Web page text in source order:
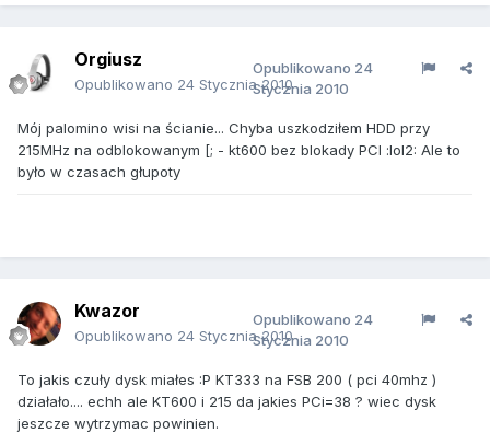
Orgiusz
Opublikowano 24 Stycznia 2010
Opublikowano 24
Stycznia 2010
Mój palomino wisi na ścianie... Chyba uszkodziłem HDD przy
215MHz na odblokowanym [; - kt600 bez blokady PCI :lol2: Ale to
było w czasach głupoty
Kwazor
Opublikowano 24 Stycznia 2010
Opublikowano 24
Stycznia 2010
To jakis czuły dysk miałes :P KT333 na FSB 200 ( pci 40mhz )
działało.... echh ale KT600 i 215 da jakies PCi=38 ? wiec dysk
jeszcze wytrzymac powinien.